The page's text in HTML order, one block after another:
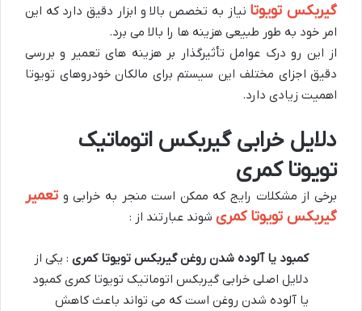
گیربکس تویوتا نیاز به تخصص بالا و ابزار دقیق دارد که این
امر خود به طور طبیعی هزینه ها را بالا می برد.
از این رو درک عوامل تأثیرگذار بر هزینه های تعمیر و بررسی
دقیق اجزای مختلف این سیستم برای مالکان خودروهای تویوتا
اهمیت زیادی دارد.
دلایل خرابی گیربکس اتوماتیک
تویوتا کمری
برخی از مشکلات رایج که ممکن است منجر به خرابی و تعمیر
گیربکس تویوتا کمری شوند عبارتند از :
کمبود یا آلوده شدن روغن گیربکس تویوتا کمری : یکی از
دلایل اصلی خرابی گیربکس اتوماتیک تویوتا کمری کمبود
یا آلوده شدن روغن است که می تواند باعث کاهش